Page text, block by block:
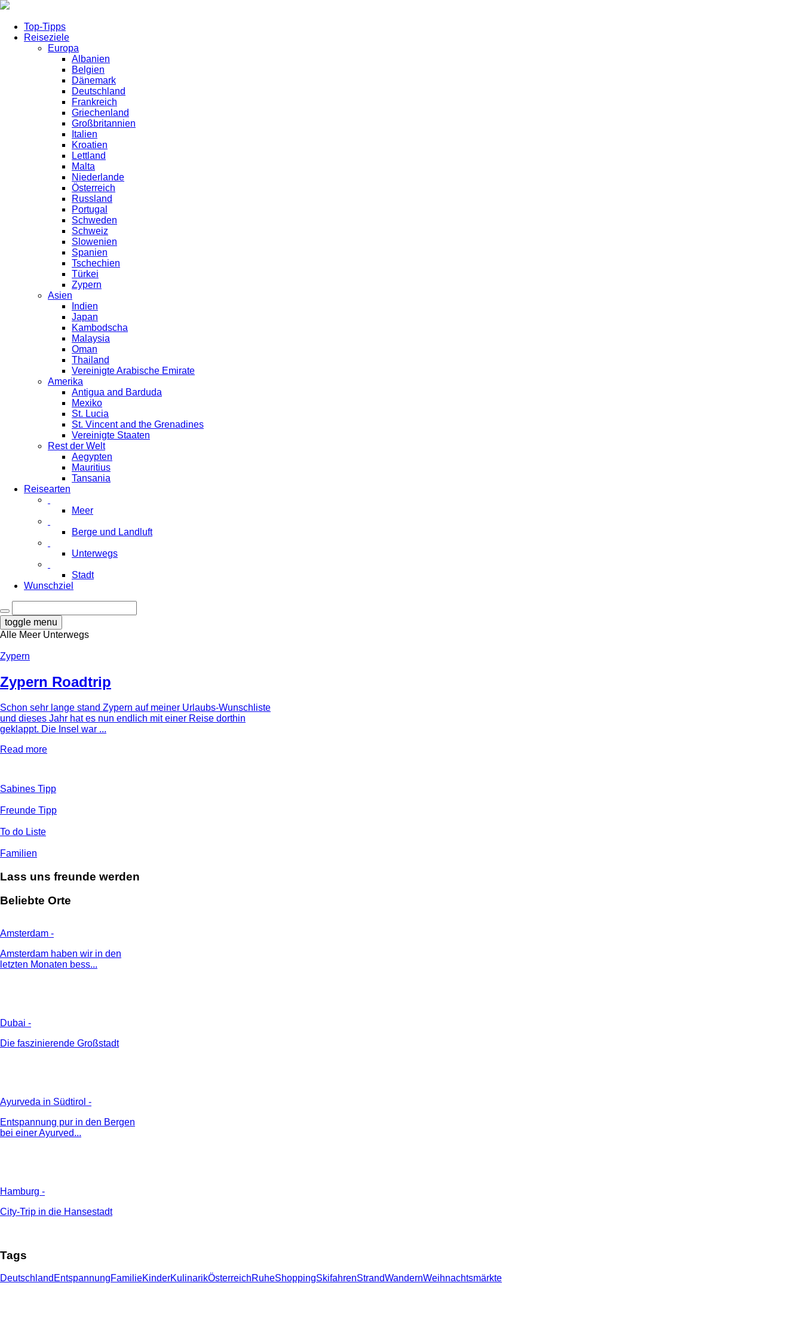
Top-Tipps
Reiseziele
Europa
Albanien
Belgien
Dänemark
Deutschland
Frankreich
Griechenland
Großbritannien
Italien
Kroatien
Lettland
Malta
Niederlande
Österreich
Russland
Portugal
Schweden
Schweiz
Slowenien
Spanien
Tschechien
Türkei
Zypern
Asien
Indien
Japan
Kambodscha
Malaysia
Oman
Thailand
Vereinigte Arabische Emirate
Amerika
Antigua and Barduda
Mexiko
St. Lucia
St. Vincent and the Grenadines
Vereinigte Staaten
Rest der Welt
Aegypten
Mauritius
Tansania
Reisearten
Meer
Berge und Landluft
Unterwegs
Stadt
Wunschziel
toggle menu
Alle Meer Unterwegs
Zypern
Zypern Roadtrip
Schon sehr lange stand Zypern auf meiner Urlaubs-Wunschliste
und dieses Jahr hat es nun endlich mit einer Reise dorthin
geklappt. Die Insel war ...
Read more
Sabines Tipp
Freunde Tipp
To do Liste
Familien
Lass uns freunde werden
Beliebte Orte
Amsterdam -
Amsterdam haben wir in den
letzten Monaten bess...
Dubai -
Die faszinierende Großstadt
Ayurveda in Südtirol -
Entspannung pur in den Bergen
bei einer Ayurved...
Hamburg -
City-Trip in die Hansestadt
Tags
Deutschland EntspannungFamilieKinderKulinarikÖsterreichRuheShoppingSkifahrenStrandWandernWeihnachtsmärkte